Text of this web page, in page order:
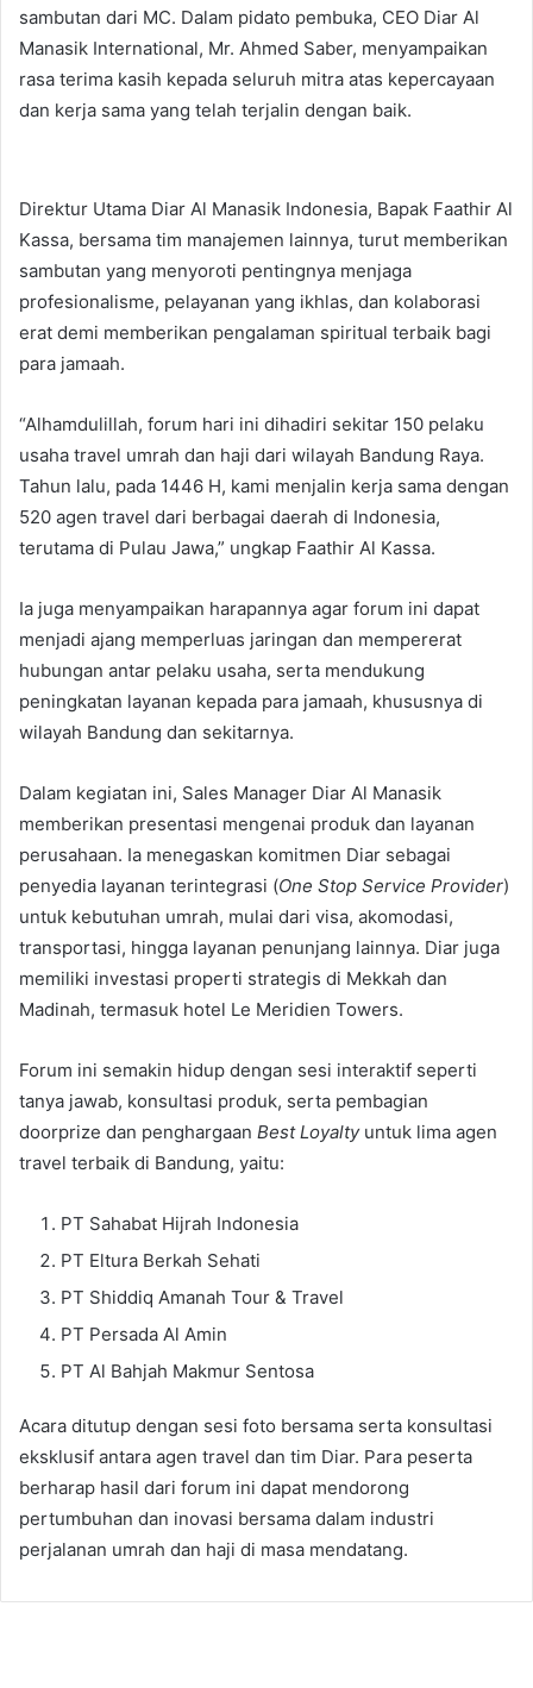
sambutan dari MC. Dalam pidato pembuka, CEO Diar Al
Manasik International, Mr. Ahmed Saber, menyampaikan
rasa terima kasih kepada seluruh mitra atas kepercayaan
dan kerja sama yang telah terjalin dengan baik.
Direktur Utama Diar Al Manasik Indonesia, Bapak Faathir Al
Kassa, bersama tim manajemen lainnya, turut memberikan
sambutan yang menyoroti pentingnya menjaga
profesionalisme, pelayanan yang ikhlas, dan kolaborasi
erat demi memberikan pengalaman spiritual terbaik bagi
para jamaah.
“Alhamdulillah, forum hari ini dihadiri sekitar 150 pelaku
usaha travel umrah dan haji dari wilayah Bandung Raya.
Tahun lalu, pada 1446 H, kami menjalin kerja sama dengan
520 agen travel dari berbagai daerah di Indonesia,
terutama di Pulau Jawa,” ungkap Faathir Al Kassa.
Ia juga menyampaikan harapannya agar forum ini dapat
menjadi ajang memperluas jaringan dan mempererat
hubungan antar pelaku usaha, serta mendukung
peningkatan layanan kepada para jamaah, khususnya di
wilayah Bandung dan sekitarnya.
Dalam kegiatan ini, Sales Manager Diar Al Manasik
memberikan presentasi mengenai produk dan layanan
perusahaan. Ia menegaskan komitmen Diar sebagai
penyedia layanan terintegrasi (One Stop Service Provider)
untuk kebutuhan umrah, mulai dari visa, akomodasi,
transportasi, hingga layanan penunjang lainnya. Diar juga
memiliki investasi properti strategis di Mekkah dan
Madinah, termasuk hotel Le Meridien Towers.
Forum ini semakin hidup dengan sesi interaktif seperti
tanya jawab, konsultasi produk, serta pembagian
doorprize dan penghargaan Best Loyaltyuntuk lima agen
travel terbaik di Bandung, yaitu:
PT Sahabat Hijrah Indonesia
PT Eltura Berkah Sehati
PT Shiddiq Amanah Tour & Travel
PT Persada Al Amin
PT Al Bahjah Makmur Sentosa
Acara ditutup dengan sesi foto bersama serta konsultasi
eksklusif antara agen travel dan tim Diar. Para peserta
berharap hasil dari forum ini dapat mendorong
pertumbuhan dan inovasi bersama dalam industri
perjalanan umrah dan haji di masa mendatang.